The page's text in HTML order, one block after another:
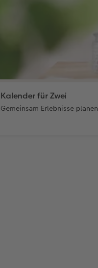
Kalender für Zwei
Gemeinsam Erlebnisse